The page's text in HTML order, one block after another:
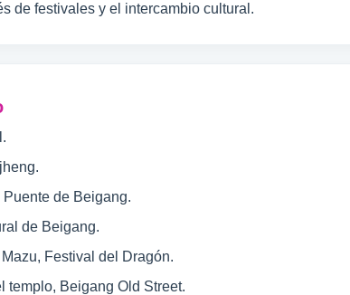
de festivales y el intercambio cultural.
de Beigang.
de Beigang.
Festival del Dragón.
templo, Beigang Old Street.